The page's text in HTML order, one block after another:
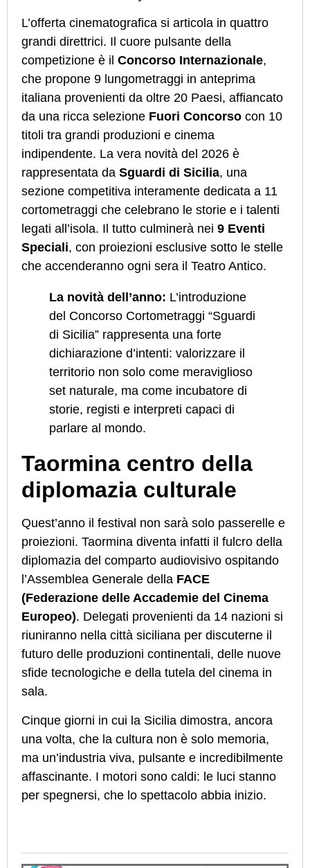
L’offerta cinematografica si articola in quattro
grandi direttrici. Il cuore pulsante della
competizione è il Concorso Internazionale,
che propone 9 lungometraggi in anteprima
italiana provenienti da oltre 20 Paesi, affiancato
da una ricca selezione Fuori Concorso con 10
titoli tra grandi produzioni e cinema
indipendente. La vera novità del 2026 è
rappresentata da Sguardi di Sicilia, una
sezione competitiva interamente dedicata a 11
cortometraggi che celebrano le storie e i talenti
legati all’isola. Il tutto culminerà nei 9 Eventi
Speciali, con proiezioni esclusive sotto le stelle
che accenderanno ogni sera il Teatro Antico.
La novità dell’anno: L’introduzione
del Concorso Cortometraggi “Sguardi
di Sicilia” rappresenta una forte
dichiarazione d’intenti: valorizzare il
territorio non solo come meraviglioso
set naturale, ma come incubatore di
storie, registi e interpreti capaci di
parlare al mondo.
Taormina centro della
diplomazia culturale
Quest’anno il festival non sarà solo passerelle e
proiezioni. Taormina diventa infatti il fulcro della
diplomazia del comparto audiovisivo ospitando
l’Assemblea Generale della FACE
(Federazione delle Accademie del Cinema
Europeo). Delegati provenienti da 14 nazioni si
riuniranno nella città siciliana per discuterne il
futuro delle produzioni continentali, delle nuove
sfide tecnologiche e della tutela del cinema in
sala.
Cinque giorni in cui la Sicilia dimostra, ancora
una volta, che la cultura non è solo memoria,
ma un’industria viva, pulsante e incredibilmente
affascinante. I motori sono caldi: le luci stanno
per spegnersi, che lo spettacolo abbia inizio.